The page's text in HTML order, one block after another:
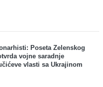
Poseta Zelenskog
vojne saradnje
vlasti sa Ukrajinom